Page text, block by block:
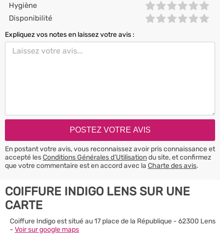
Hygiène
Disponibilité
Expliquez vos notes en laissez votre avis :
En postant votre avis, vous reconnaissez avoir pris connaissance et
accepté lesConditions Générales d’Utilisationdu site, et confirmez
que votre commentaire est en accord avec la Charte des avis.
COIFFURE INDIGO LENS SUR UNE
CARTE
Coiffure Indigo est situé au 17 place de la République - 62300 Lens
- Voir sur google maps